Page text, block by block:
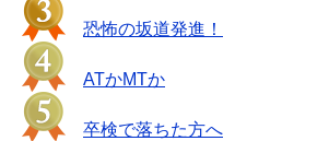
恐怖の坂道発進！
ATかMTか
卒検で落ちた方へ